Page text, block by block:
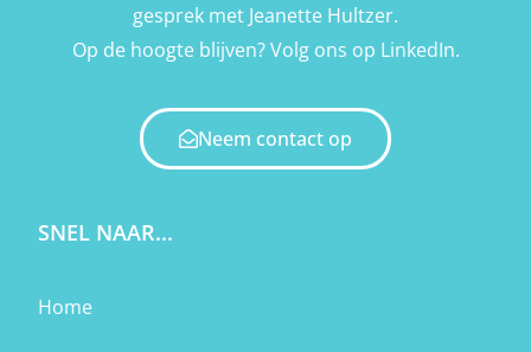
gesprek met Jeanette Hultzer.
Op de hoogte blijven? Volg ons op LinkedIn.
Neem contact op
SNEL NAAR...
Home